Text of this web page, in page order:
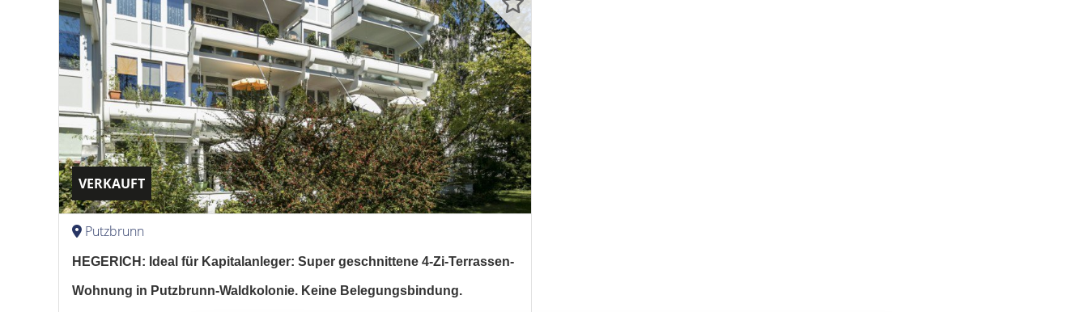
VERKAUFT
Putzbrunn
HEGERICH: Ideal für Kapitalanleger: Super geschnittene 4-Zi-Terrassen-
Wohnung in Putzbrunn-Waldkolonie. Keine Belegungsbindung.